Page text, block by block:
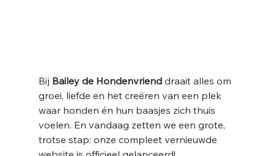
Bij Bailey de Hondenvriend draait alles om
groei, liefde en het creëren van een plek
waar honden én hun baasjes zich thuis
voelen. En vandaag zetten we een grote,
trotse stap: onze compleet vernieuwde